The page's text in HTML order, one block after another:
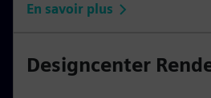
En savoir plus
Designcenter